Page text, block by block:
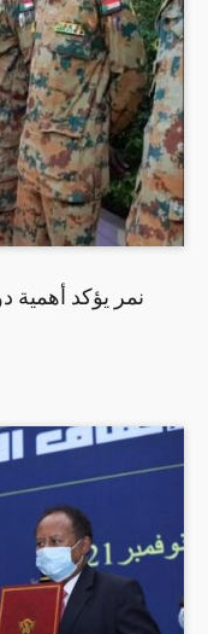
نمر يؤكد أهمية